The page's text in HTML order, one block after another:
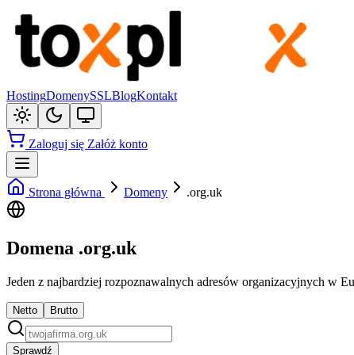
HostingDomenySSLBlogKontakt
Zaloguj się Załóż konto
Strona główna Domeny .org.uk
Domena .org.uk
Jeden z najbardziej rozpoznawalnych adresów organizacyjnych
Netto Brutto
Sprawdź